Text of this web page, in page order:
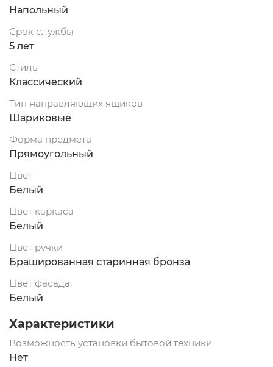
Напольный
Срок службы
5 лет
Стиль
Классический
Тип направляющих ящиков
Шариковые
Форма предмета
Прямоугольный
Цвет
Белый
Цвет каркаса
Белый
Цвет ручки
Брашированная старинная бронза
Цвет фасада
Белый
Характеристики
Возможность установки бытовой техники
Нет